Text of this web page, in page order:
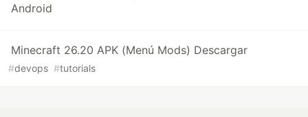
Android
Minecraft 26.20 APK (Menú Mods) Descargar
#devops #tutorials